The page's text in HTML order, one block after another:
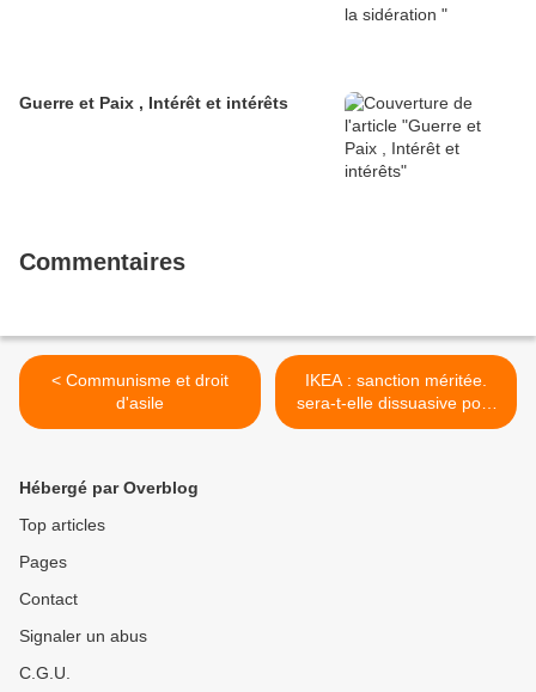
Guerre et Paix , Intérêt et intérêts
Commentaires
< Communisme et droit
d'asile
IKEA : sanction méritée.
sera-t-elle dissuasive pour
le capital et ses
Hébergé par Overblog
Top articles
Pages
Contact
Signaler un abus
C.G.U.